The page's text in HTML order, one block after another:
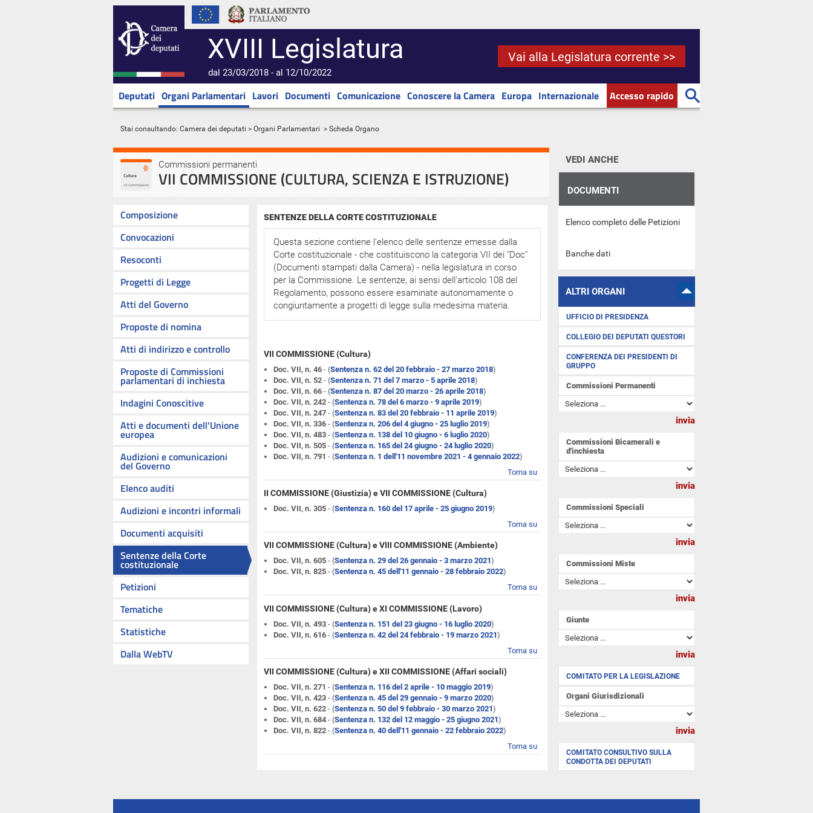
XVIII Legislatura
dal 23/03/2018 - al 12/10/2022
Vai alla Legislatura corrente >>
Deputati Organi Parlamentari Lavori Documenti Comunicazione Conoscere la Camera Europa Internazionale Accesso rapido
Stai consultando: Camera dei deputati > Organi Parlamentari > Scheda Organo
Commissioni permanenti
VII COMMISSIONE (CULTURA, SCIENZA E ISTRUZIONE)
Composizione
Convocazioni
Resoconti
Progetti di Legge
Atti del Governo
Proposte di nomina
Atti di indirizzo e controllo
Proposte di Commissioni
parlamentari di inchiesta
Indagini Conoscitive
Atti e documenti dell'Unione
europea
Audizioni e comunicazioni
del Governo
Elenco auditi
Audizioni e incontri informali
Documenti acquisiti
Sentenze della Corte
costituzionale
Petizioni
Tematiche
Statistiche
Dalla WebTV
SENTENZE DELLA CORTE COSTITUZIONALE
Questa sezione contiene l'elenco delle sentenze emesse dalla
Corte costituzionale - che costituiscono la categoria VII dei "Doc"
(Documenti stampati dalla Camera) - nella legislatura in corso
per la Commissione. Le sentenze, ai sensi dell'articolo 108 del
Regolamento, possono essere esaminate autonomamente o
congiuntamente a progetti di legge sulla medesima materia.
VII COMMISSIONE (Cultura)
Doc. VII, n. 46- (Sentenza n. 62 del 20 febbraio - 27 marzo 2018)
Doc. VII, n. 52- (Sentenza n. 71 del 7 marzo - 5 aprile 2018)
Doc. VII, n. 66- (Sentenza n. 87 del 20 marzo - 26 aprile 2018)
Doc. VII, n. 242- (Sentenza n. 78 del 6 marzo - 9 aprile 2019)
Doc. VII, n. 247- (Sentenza n. 83 del 20 febbraio - 11 aprile 2019)
Doc. VII, n. 336- (Sentenza n. 206 del 4 giugno - 25 luglio 2019)
Doc. VII, n. 483- (Sentenza n. 138 del 10 giugno - 6 luglio 2020)
Doc. VII, n. 505- (Sentenza n. 165 del 24 giugno - 24 luglio 2020)
Doc. VII, n. 791 - (Sentenza n. 1 dell'11 novembre 2021 - 4 gennaio 2022)
Torna su
II COMMISSIONE (Giustizia) e VII COMMISSIONE (Cultura)
Doc. VII, n. 305- (Sentenza n. 160 del 17 aprile - 25 giugno 2019)
Torna su
VII COMMISSIONE (Cultura) e VIII COMMISSIONE (Ambiente)
Doc. VII, n. 605- (Sentenza n. 29 del 26 gennaio - 3 marzo 2021)
Doc. VII, n. 825- (Sentenza n. 45 dell'11 gennaio - 28 febbraio 2022)
Torna su
VII COMMISSIONE (Cultura) e XI COMMISSIONE (Lavoro)
Doc. VII, n. 493- (Sentenza n. 151 del 23 giugno - 16 luglio 2020)
Doc. VII, n. 616- (Sentenza n. 42 del 24 febbraio - 19 marzo 2021)
Torna su
VII COMMISSIONE (Cultura) e XII COMMISSIONE (Affari sociali)
Doc. VII, n. 271 - (Sentenza n. 116 del 2 aprile - 10 maggio 2019)
Doc. VII, n. 423- (Sentenza n. 45 del 29 gennaio - 9 marzo 2020)
Doc. VII, n. 622- (Sentenza n. 50 del 9 febbraio - 30 marzo 2021)
Doc. VII, n. 684- (Sentenza n. 132 del 12 maggio - 25 giugno 2021)
Doc. VII, n. 822- (Sentenza n. 40 dell'11 gennaio - 22 febbraio 2022)
Torna su
VEDI ANCHE
DOCUMENTI
Elenco completo delle Petizioni
Banche dati
ALTRI ORGANI
UFFICIO DI PRESIDENZA
COLLEGIO DEI DEPUTATI QUESTORI
CONFERENZA DEI PRESIDENTI DI
GRUPPO
Commissioni Permanenti
Commissioni Bicamerali e
d'inchiesta
Commissioni Speciali
Commissioni Miste
Giunte
COMITATO PER LA LEGISLAZIONE
Organi Giurisdizionali
COMITATO CONSULTIVO SULLA
CONDOTTA DEI DEPUTATI